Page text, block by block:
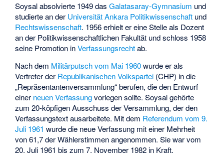
Soysal absolvierte 1949 dasGalatasaray-Gymnasium und
studierte an der Universität Ankara Politikwissenschaft und
Rechtswissenschaft. 1956 erhielt er eine Stelle als Dozent
an der Politikwissenschaftlichen Fakultät und schloss 1958
seine Promotion inVerfassungsrechtab.
Nach dem Militärputsch vom Mai 1960wurde er als
Vertreter der Republikanischen Volkspartei (CHP) in die
„Repräsentantenversammlung“ berufen, die den Entwurf
einer neuen Verfassungvorlegen sollte. Soysal gehörte
zum 20-köpfigen Ausschuss der Versammlung, der den
Verfassungstext ausarbeitete. Mit dem Referendum vom 9.
Juli 1961 wurde die neue Verfassung mit einer Mehrheit
von 61,7 der Wählerstimmen angenommen. Sie war vom
20. Juli 1961 bis zum 7. November 1982 in Kraft.